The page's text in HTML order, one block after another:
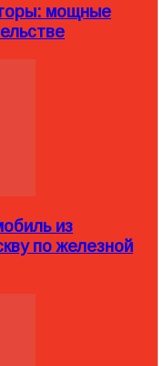
мощные
из
по железной